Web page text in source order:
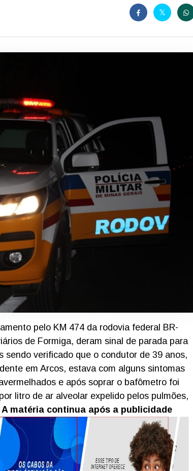
pelo KM 474 da rodovia federal BR-
de Formiga, deram sinal de parada para
sendo verificado que o condutor de 39 anos,
em Arcos, estava com alguns sintomas
e após soprar o bafômetro foi
litro de ar alveolar expelido pelos pulmões,
A matéria continua após a publicidade